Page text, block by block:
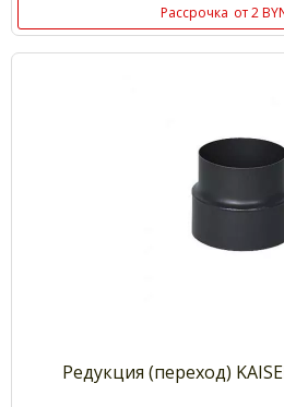
Рассрочка от 2
Редукция (переход)